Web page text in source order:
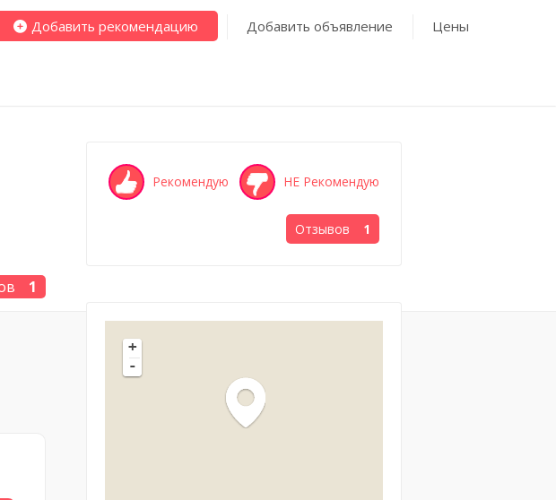
Добавить рекомендацию Добавить объявление Цены
1
Рекомендую НЕ Рекомендую
Отзывов 1
+
-